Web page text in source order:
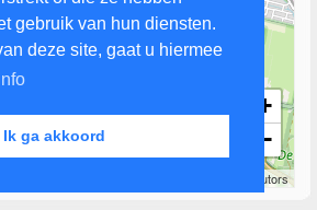
gebruik van hun diensten.
deze site, gaat u hiermee
Ik ga akkoord
+
−
contributors